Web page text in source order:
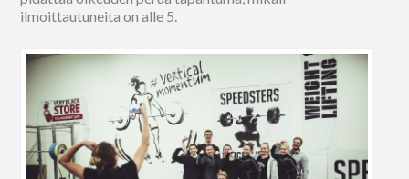
ilmoittautuneita on alle 5.